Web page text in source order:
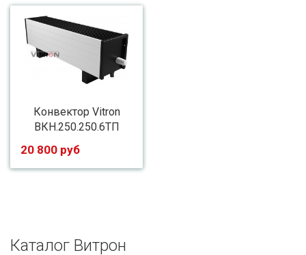
Конвектор Vitron
ВКН.250.250.6ТП
20 800 руб
Каталог Витрон